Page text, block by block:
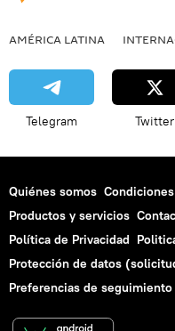
AMÉRICA LATINA
Telegram Twitter
Quiénes somos
Productos y servicios
Política de Privacidad
Protección de datos
Preferencias de seguimiento